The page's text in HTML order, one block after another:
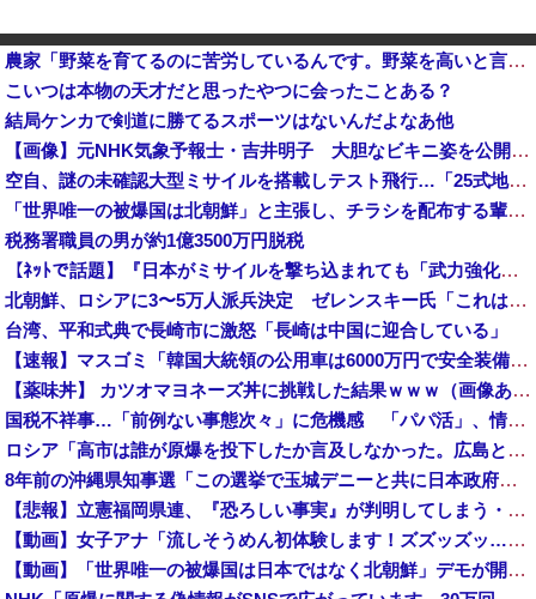
農家「野菜を育てるのに苦労しているんです。野菜を高いと言わないでください。」
こいつは本物の天才だと思ったやつに会ったことある？
結局ケンカで剣道に勝てるスポーツはないんだよなあ他
【画像】元NHK気象予報士・吉井明子 大胆なビキニ姿を公開wwww
空自、謎の未確認大型ミサイルを搭載しテスト飛行…「25式地対艦誘導弾」空中発射型が初めて姿を見せた！
「世界唯一の被爆国は北朝鮮」と主張し、チラシを配布する輩が発生
税務署職員の男が約1億3500万円脱税
【ﾈｯﾄで話題】『日本がミサイルを撃ち込まれても「武力強化すれば良かった」ではなく「外交不足」なんですよ！』ｗｗｗｗｗｗｗｗｗｗｗｗｗｗｗｗ
北朝鮮、ロシアに3〜5万人派兵決定 ゼレンスキー氏「これはアジア諸国にとって脅威」「 韓国はウクライナとより密接に協力すべき。韓国の支援を受け取...
台湾、平和式典で長崎市に激怒「長崎は中国に迎合している」
【速報】マスゴミ「韓国大統領の公用車は6000万円で安全装備！」手のひらクルッ「高市の公用車は3000万円で贅沢！」
【薬味丼】 カツオマヨネーズ丼に挑戦した結果ｗｗｗ（画像あり）
国税不祥事…「前例ない事態次々」に危機感 「パパ活」、情報漏えいも…
ロシア「高市は誰が原爆を投下したか言及しなかった。広島と長崎に落ちたのはUFOだと思っているのか?」
8年前の沖縄県知事選「この選挙で玉城デニーと共に日本政府からアメリカから沖縄を取り戻す」
【悲報】立憲福岡県連、『恐ろしい事実』が判明してしまう・・・・
【動画】女子アナ「流しそうめん初体験します！ズズッズッ…ズッ………ゲホォッ！」
【動画】「世界唯一の被爆国は日本ではなく北朝鮮」デモが開催される